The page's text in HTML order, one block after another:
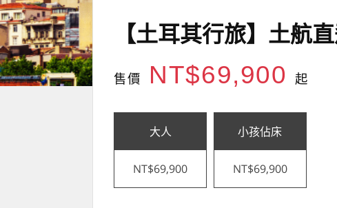
【土耳其行旅】土航
售價 NT$69,900起
大人
NT$69,900
小孩佔床
NT$69,900